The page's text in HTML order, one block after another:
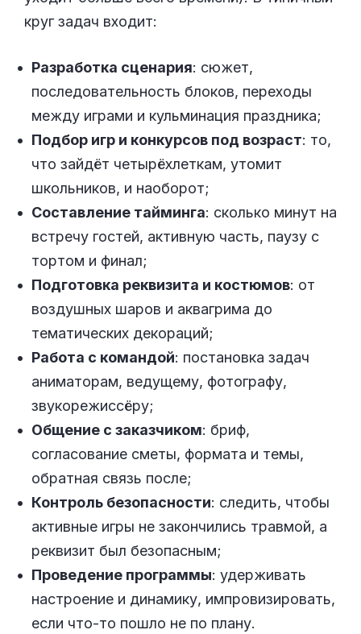
круг задач входит:
Разработка сценария: сюжет,
последовательность блоков, переходы
между играми и кульминация праздника;
Подбор игр и конкурсов под возраст: то,
что зайдёт четырёхлеткам, утомит
школьников, и наоборот;
Составление тайминга: сколько минут на
встречу гостей, активную часть, паузу с
тортом и финал;
Подготовка реквизита и костюмов: от
воздушных шаров и аквагрима до
тематических декораций;
Работа с командой: постановка задач
аниматорам, ведущему, фотографу,
звукорежиссёру;
Общение с заказчиком: бриф,
согласование сметы, формата и темы,
обратная связь после;
Контроль безопасности: следить, чтобы
активные игры не закончились травмой, а
реквизит был безопасным;
Проведение программы: удерживать
настроение и динамику, импровизировать,
если что-то пошло не по плану.